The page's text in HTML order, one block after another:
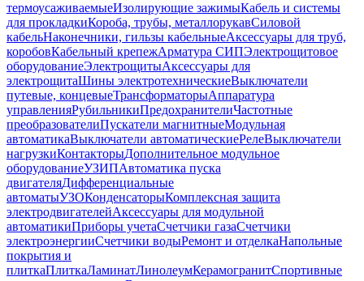
термоусаживаемыеИзолирующие зажимыКабель и системы
для прокладкиКороба, трубы, металлорукавСиловой
кабельНаконечники, гильзы кабельныеАксессуары для труб,
коробовКабельный крепежАрматура СИПЭлектрощитовое
оборудованиеЭлектрощитыАксессуары для
электрощитаШины электротехническиеВыключатели
путевые, концевыеТрансформаторыАппаратура
управленияРубильникиПредохранителиЧастотные
преобразователиПускатели магнитныеМодульная
автоматикаВыключатели автоматическиеРелеВыключатели
нагрузкиКонтакторыДополнительное модульное
оборудованиеУЗИПАвтоматика пуска
двигателяДифференциальные
автоматыУЗОКонденсаторыКомплексная защита
электродвигателейАксессуары для модульной
автоматикиПриборы учетаСчетчики газаСчетчики
электроэнергииСчетчики водыРемонт и отделкаНапольные
покрытия и
плиткаПлиткаЛаминатЛинолеумКерамогранитСпортивные